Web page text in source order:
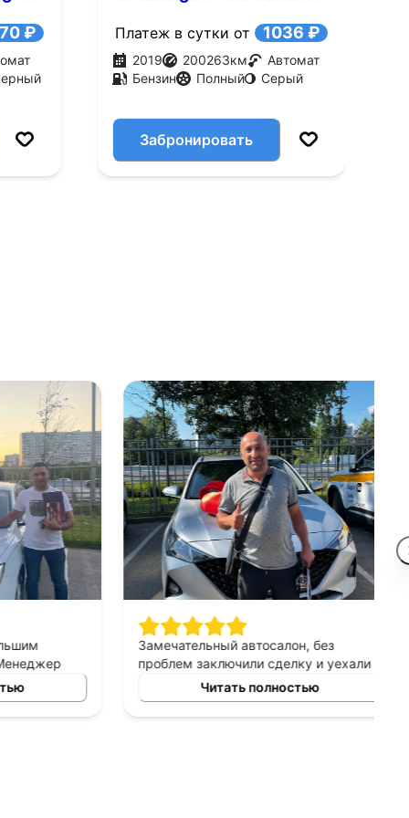
₽ Платеж в сутки от 1036 ₽
2019 200263км
Автомат
Бензин
Полный Серый
Забронировать
авто
Замечательный автосалон, без
проблем заключили сделку и уехали в
этот же день на новой машине.
Рекомендую!
Читать полностью